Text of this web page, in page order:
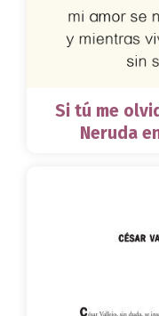
Si tú me
Neruda